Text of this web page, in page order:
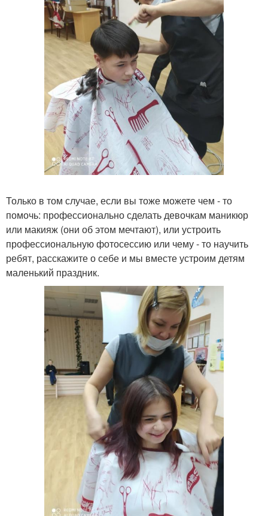
Только в том случае, если вы тоже можете чем - то
помочь: профессионально сделать девочкам маникюр
или макияж (они об этом мечтают), или устроить
профессиональную фотосессию или чему - то научить
ребят, расскажите о себе и мы вместе устроим детям
маленький праздник.